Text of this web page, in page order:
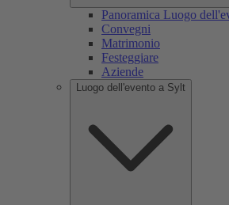
Panoramica Luogo
Convegni
Matrimonio
Festeggiare
Aziende
Luogo dell'evento a Sylt